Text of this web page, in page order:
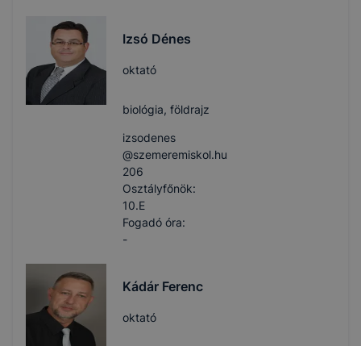
Izsó Dénes
oktató
biológia, földrajz
izsodenes​
@szemeremiskol.hu
206
Osztályfőnök:
10.E
Fogadó óra:
-
Kádár Ferenc
oktató